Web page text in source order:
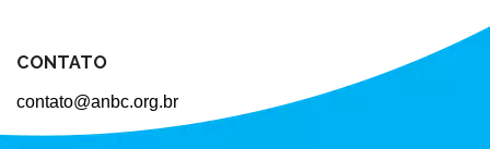
CONTATO
contato@anbc.org.br